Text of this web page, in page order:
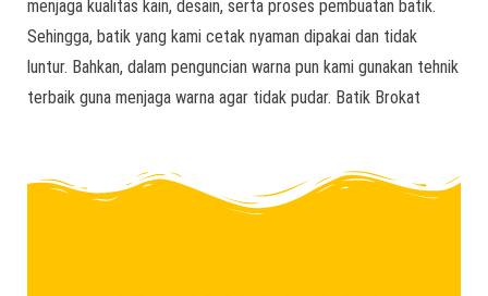
menjaga kualitas kain, desain, serta proses pembuatan batik.
Sehingga, batik yang kami cetak nyaman dipakai dan tidak
luntur. Bahkan, dalam penguncian warna pun kami gunakan tehnik
terbaik guna menjaga warna agar tidak pudar. Batik Brokat